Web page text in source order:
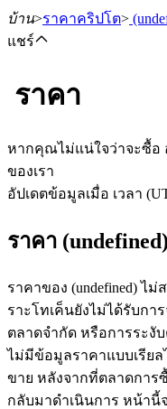
ฟิวเจอร์ส USDT
ฟิวเจอร์สที่ใช้
บ้าน>ราคาคริปโต>
แชร์
ราคา
หากคุณไม่แน่ใจว่าจะซื้อ
ของเรา
อัปเดตข้อมูลเมื่อ เวลา
ราคา
ราคาของ (undefined) ไ
ราะโทเค็นยังไม่ได้รับกา
ตลาดจำกัด หรือการระ
ไม่มีข้อมูลราคาแบบเรีย
ขาย หลังจากที่ตลาดการ
กลับมาดำเนินการ หน้า